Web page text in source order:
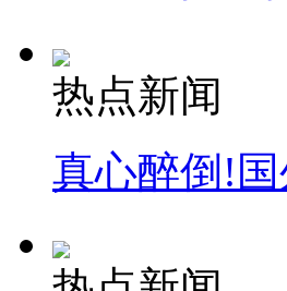
热点新闻
真心醉倒!